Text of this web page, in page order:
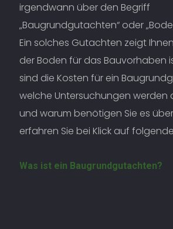
irgendwann über den Begriff
„Baugrundgutachten“ oder
Ein solches Gutachten zeigt
der Boden für das Bauvorhaben
sind die Kosten für ein
welche Untersuchungen werden
und warum benötigen Sie es
erfahren Sie bei Klick auf
Was ist ein Baugrundgutachten?